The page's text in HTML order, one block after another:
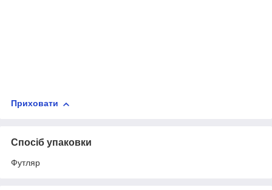
Приховати
Спосіб упаковки
Футляр